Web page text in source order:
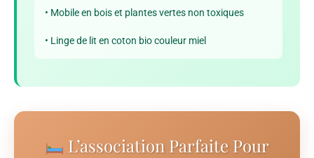
• Mobile en bois et plantes vertes non toxiques
• Linge de lit en coton bio couleur miel
L’association Parfaite Pour